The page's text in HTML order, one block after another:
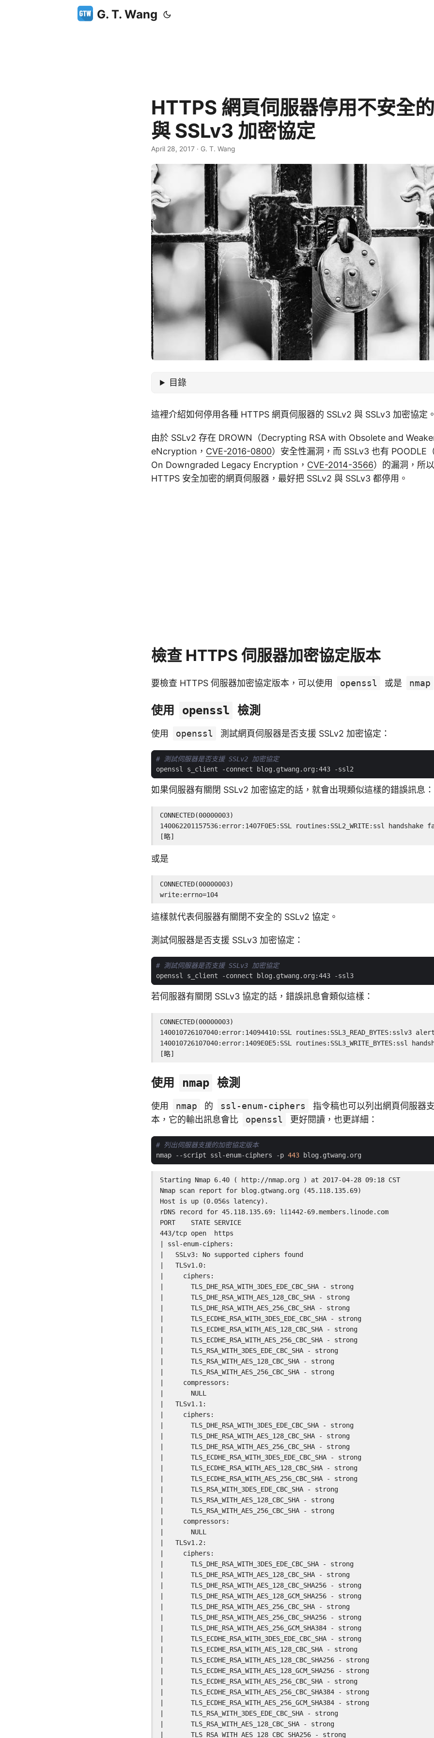
G. T. Wang
HTTPS 網頁伺服器停用不安全
與 SSLv3 加密協定
April 28, 2017 · G. T. Wang
目錄
這裡介紹如何停用各種 HTTPS 網頁伺服器的 SSLv2 與 SSLv3 加密協定
由於 SSLv2 存在 DROWN（Decrypting RSA with Obsolete and
eNcryption， CVE-2016-0800）安全性漏洞，而 SSLv3 也有 POODLE
On Downgraded Legacy Encryption， CVE-2014-3566）的漏洞，所
HTTPS 安全加密的網頁伺服器，最好把 SSLv2 與 SSLv3 都停用。
檢查 HTTPS 伺服器加密協定版本
要檢查 HTTPS 伺服器加密協定版本，可以使用 openssl 或是 nmap
使用 openssl 檢測
使用 openssl 測試網頁伺服器是否支援 SSLv2 加密協定：
# 測試伺服器是否支援 SSLv2 加密協定
如果伺服器有關閉 SSLv2 加密協定的話，就會出現類似這樣的錯誤訊息：
CONNECTED(00000003)
140062201157536:error:1407F0E5:SSL routines:SSL2_WRITE:ssl
[略]
或是
CONNECTED(00000003)
write:errno=104
這樣就代表伺服器有關閉不安全的 SSLv2 協定。
測試伺服器是否支援 SSLv3 加密協定：
# 測試伺服器是否支援 SSLv3 加密協定
若伺服器有關閉 SSLv3 協定的話，錯誤訊息會類似這樣：
CONNECTED(00000003)
140010726107040:error:14094410:SSL
140010726107040:error:1409E0E5:SSL routines:SSL3_WRITE_BYTES:ssl
[略]
使用 nmap 檢測
使用 nmap 的 ssl-enum-ciphers
指令稿也可以列出網頁伺服器
本，它的輸出訊息會比
openssl 更好閱讀，也更詳細：
# 列出伺服器支援的加密協定版本
nmap --script ssl-enum-ciphers -p 443
Starting Nmap 6.40 ( http://nmap.org ) at 2017-04-28 09:18 CST
Nmap scan report for blog.gtwang.org (45.118.135.69)
Host is up (0.056s latency).
rDNS record for 45.118.135.69: li1442-69.members.linode.com
PORT    STATE SERVICE
443/tcp open  https
| ssl-enum-ciphers:
|   SSLv3: No supported ciphers found
|   TLSv1.0:
|     ciphers:
|       TLS_DHE_RSA_WITH_3DES_EDE_CBC_SHA - strong
|       TLS_DHE_RSA_WITH_AES_128_CBC_SHA - strong
|       TLS_DHE_RSA_WITH_AES_256_CBC_SHA - strong
|       TLS_ECDHE_RSA_WITH_3DES_EDE_CBC_SHA - strong
|       TLS_ECDHE_RSA_WITH_AES_128_CBC_SHA - strong
|       TLS_ECDHE_RSA_WITH_AES_256_CBC_SHA - strong
|       TLS_RSA_WITH_3DES_EDE_CBC_SHA - strong
|       TLS_RSA_WITH_AES_128_CBC_SHA - strong
|       TLS_RSA_WITH_AES_256_CBC_SHA - strong
|     compressors:
|       NULL
|   TLSv1.1:
|     ciphers:
|       TLS_DHE_RSA_WITH_3DES_EDE_CBC_SHA - strong
|       TLS_DHE_RSA_WITH_AES_128_CBC_SHA - strong
|       TLS_DHE_RSA_WITH_AES_256_CBC_SHA - strong
|       TLS_ECDHE_RSA_WITH_3DES_EDE_CBC_SHA - strong
|       TLS_ECDHE_RSA_WITH_AES_128_CBC_SHA - strong
|       TLS_ECDHE_RSA_WITH_AES_256_CBC_SHA - strong
|       TLS_RSA_WITH_3DES_EDE_CBC_SHA - strong
|       TLS_RSA_WITH_AES_128_CBC_SHA - strong
|       TLS_RSA_WITH_AES_256_CBC_SHA - strong
|     compressors:
|       NULL
|   TLSv1.2:
|     ciphers:
|       TLS_DHE_RSA_WITH_3DES_EDE_CBC_SHA - strong
|       TLS_DHE_RSA_WITH_AES_128_CBC_SHA - strong
|       TLS_DHE_RSA_WITH_AES_128_CBC_SHA256 - strong
|       TLS_DHE_RSA_WITH_AES_128_GCM_SHA256 - strong
|       TLS_DHE_RSA_WITH_AES_256_CBC_SHA - strong
|       TLS_DHE_RSA_WITH_AES_256_CBC_SHA256 - strong
|       TLS_DHE_RSA_WITH_AES_256_GCM_SHA384 - strong
|       TLS_ECDHE_RSA_WITH_3DES_EDE_CBC_SHA - strong
|       TLS_ECDHE_RSA_WITH_AES_128_CBC_SHA - strong
|       TLS_ECDHE_RSA_WITH_AES_128_CBC_SHA256 - strong
|       TLS_ECDHE_RSA_WITH_AES_128_GCM_SHA256 - strong
|       TLS_ECDHE_RSA_WITH_AES_256_CBC_SHA - strong
|       TLS_ECDHE_RSA_WITH_AES_256_CBC_SHA384 - strong
|       TLS_ECDHE_RSA_WITH_AES_256_GCM_SHA384 - strong
|       TLS_RSA_WITH_3DES_EDE_CBC_SHA - strong
|       TLS_RSA_WITH_AES_128_CBC_SHA - strong
|       TLS_RSA_WITH_AES_128_CBC_SHA256 - strong